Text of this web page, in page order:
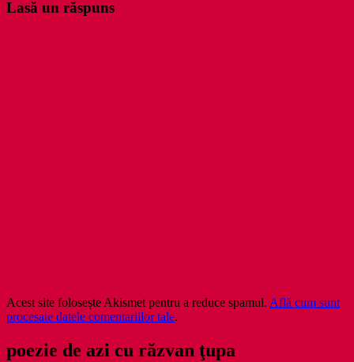
Lasă un răspuns
Acest site folosește Akismet pentru a reduce spamul. Află cum sunt
procesate datele comentariilor tale.
poezie de azi cu răzvan ţupa